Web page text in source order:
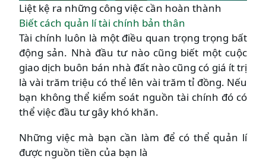
Liệt kệ ra những công việc cần hoàn thành
Biết cách quản lí tài chính bản thân
Tài chính luôn là một điều quan trọng trọng bất
động sản. Nhà đầu tư nào cũng biết một cuộc
giao dịch buôn bán nhà đất nào cũng có giá ít trị
là vài trăm triệu có thể lên vài trăm tỉ đồng. Nếu
bạn không thể kiểm soát nguồn tài chính đó có
thể việc đầu tư gây khó khăn.
Những việc mà bạn cần làm để có thể quản lí
được nguồn tiền của bạn là